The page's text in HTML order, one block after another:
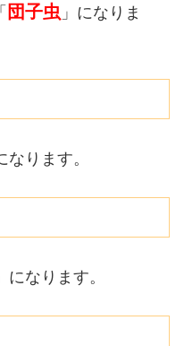
団子虫 」になりま
なります。
になります。